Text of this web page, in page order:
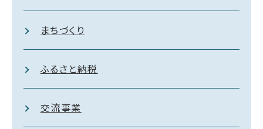
まちづくり
ふるさと納税
交流事業